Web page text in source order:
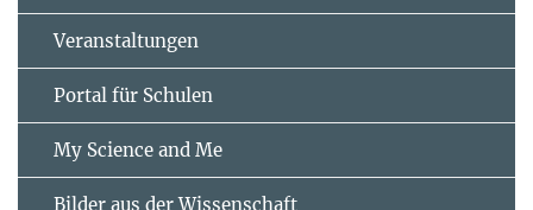
Veranstaltungen
Portal für Schulen
My Science and Me
Bilder aus der Wissenschaft